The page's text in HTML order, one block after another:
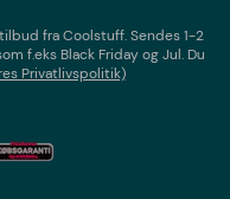
fraCoolstuff. Sendes 1-2
f.eks Black Friday og Jul. Du
Privatlivspolitik)